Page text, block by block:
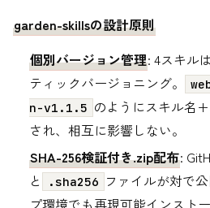
garden-skillsの設計原則
個別バージョン管理: 4スキル
ティックバージョニング。
n-v1.1.5 のようにスキル名
され、相互に影響しない。
SHA-256検証付き.zip配布:
と
.sha256 ファイルが対で
プ環境でも再現可能インスト